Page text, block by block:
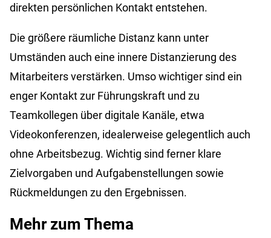
direkten persönlichen Kontakt entstehen.
Die größere räumliche Distanz kann unter
Umständen auch eine innere Distanzierung des
Mitarbeiters verstärken. Umso wichtiger sind ein
enger Kontakt zur Führungskraft und zu
Teamkollegen über digitale Kanäle, etwa
Videokonferenzen, idealerweise gelegentlich auch
ohne Arbeitsbezug. Wichtig sind ferner klare
Zielvorgaben und Aufgabenstellungen sowie
Rückmeldungen zu den Ergebnissen.
Mehr zum Thema